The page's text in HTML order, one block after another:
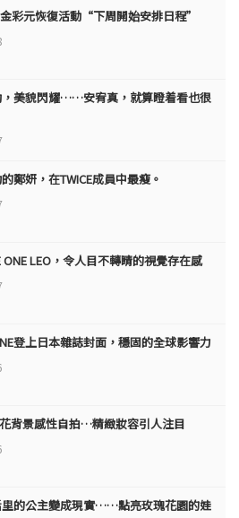
金彩元恢復活動“下周開始安排日程”
，美貌閃耀……安宥真，就算瞪着看也很
鄭妍，在TWICE成員中最瘦。
ONE LEO，令人目不轉睛的視覺存在感
登上日本雜誌封面，穩固的全球影響力
背景感性自拍…精緻妝容引人注目
里的公主變成現實……點亮玫瑰花園的娃